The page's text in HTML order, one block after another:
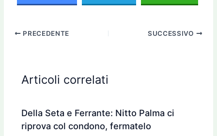
PRECEDENTE SUCCESSIVO
Articoli correlati
Della Seta e Ferrante: Nitto Palma ci
riprova col condono, fermatelo